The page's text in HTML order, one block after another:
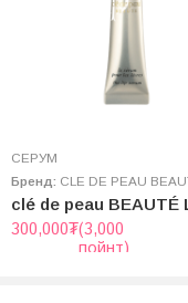
sodium hyaluronate,
extract, sodium
hydrolyzed soybean
tocopherol, sunflower
АРЧИЛГАА
СЕРУМ
Бренд: CLE DE PEAU
300,000₮(3,000
пойнт)